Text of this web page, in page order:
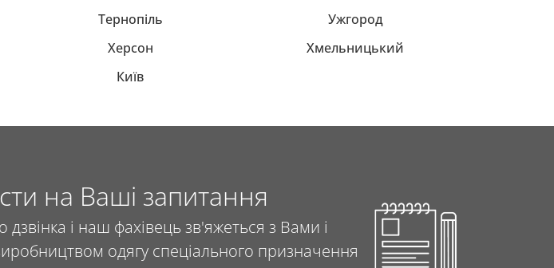
Тернопіль
Ужгород
Херсон
Хмельницький
Київ
на Ваші запитання
і наш фахівець зв'яжеться з Вами і
одягу спеціального призначення